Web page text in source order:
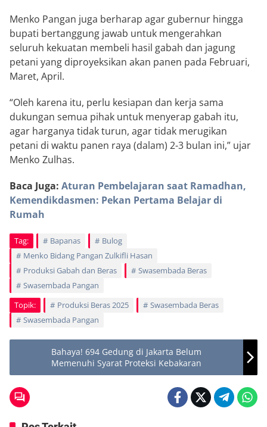
Menko Pangan juga berharap agar gubernur hingga
bupati bertanggung jawab untuk mengerahkan
seluruh kekuatan membeli hasil gabah dan jagung
petani yang diproyeksikan akan panen pada Februari,
Maret, April.
“Oleh karena itu, perlu kesiapan dan kerja sama
dukungan semua pihak untuk menyerap gabah itu,
agar harganya tidak turun, agar tidak merugikan
petani di waktu panen raya (dalam) 2-3 bulan ini,” ujar
Menko Zulhas.
Baca Juga: Aturan Pembelajaran saat Ramadhan,
Kemendikdasmen: Pekan Pertama Belajar di
Rumah
Tag: Bapanas
Bulog
Menko Bidang Pangan Zulkifli Hasan
Produksi Gabah dan Beras
Swasembada Beras
Swasembada Pangan
Topik:
Produksi Beras 2025
Swasembada Beras
Swasembada Pangan
Bahaya! 694 Gedung di Jakarta Belum
Memenuhi Syarat Proteksi Kebakaran